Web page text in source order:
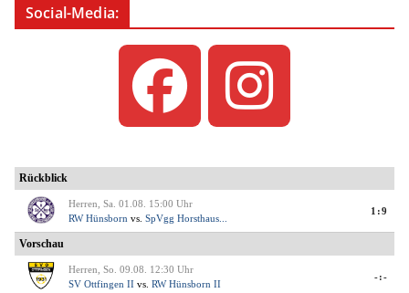
Social-Media: